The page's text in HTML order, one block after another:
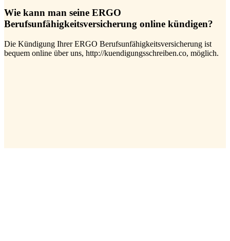
Wie kann man seine ERGO
Berufsunfähigkeitsversicherung online kündigen?
Die Kündigung Ihrer ERGO Berufsunfähigkeitsversicherung ist
bequem online über uns, http://kuendigungsschreiben.co, möglich.